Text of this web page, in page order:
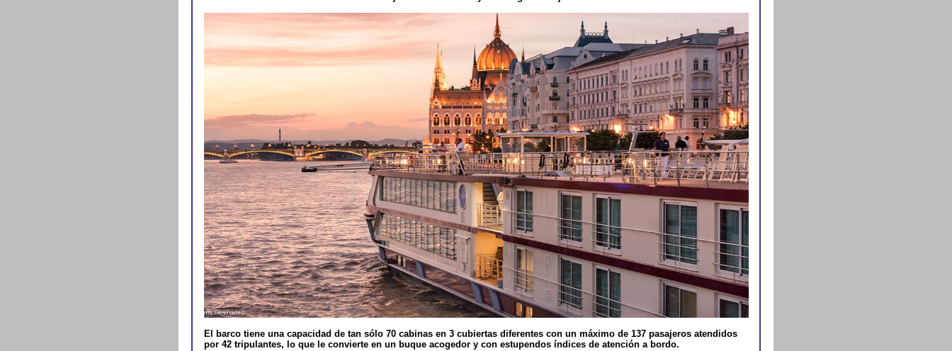
El barco tiene una capacidad de tan sólo 70 cabinas en 3 cubiertas diferentes con un máximo de 137 pasajeros atendidos
por 42 tripulantes, lo que le convierte en un buque acogedor y con estupendos índices de atención a bordo.